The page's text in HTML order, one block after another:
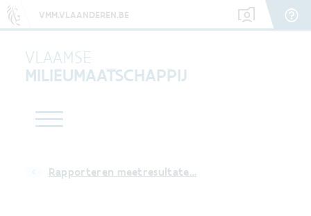
VMM.VLAANDEREN.BE
VLAAMSE
MILIEUMAATSCHAPPIJ
Rapporteren meetresultate…